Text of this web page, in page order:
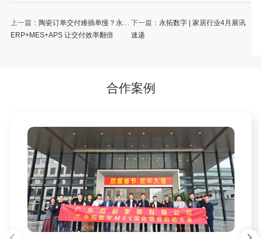
上一篇： 陶瓷订单交付难插单慢？永拓
ERP+MES+APS 让交付效率翻倍
下一篇： 永拓数字 | 家居行业4月展讯
速递
合作案例